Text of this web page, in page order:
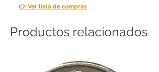
👉 Ver lista de compras
Productos relacionados